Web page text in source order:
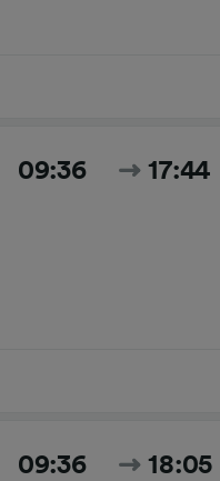
09:36 17:44
09:36 18:05